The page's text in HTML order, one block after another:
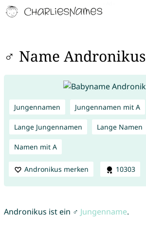
♂ Name Andronikus
Jungennamen Jungennamen mit A
Lange Jungennamen Lange Namen
Namen mit A
Andronikus merken 10303
Andronikus ist ein ♂ Jungenname.